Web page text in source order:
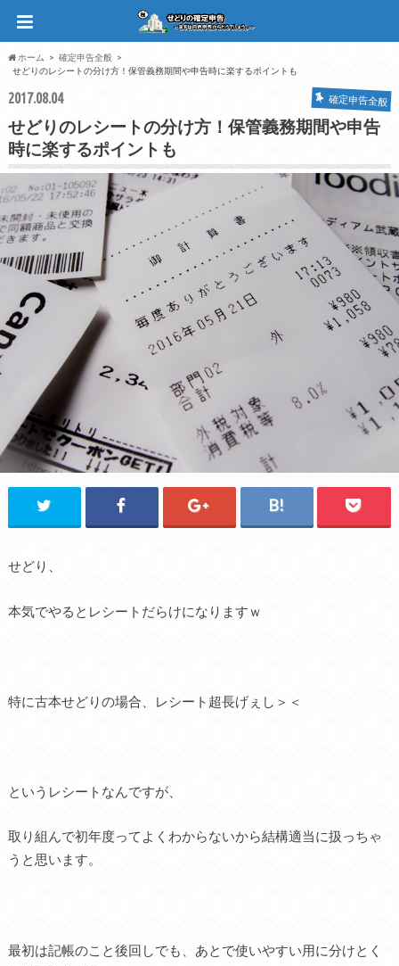
ホーム
確定申告全般
せどりのレシートの分け方！保管義務期間や申告時に楽するポイントも
2017.08.04 確定申告全般
せどりのレシートの分け方！保管義務期間や申告
時に楽するポイントも
せどり、
本気でやるとレシートだらけになりますｗ
特に古本せどりの場合、レシート超長げぇし＞＜
というレシートなんですが、
取り組んで初年度ってよくわからないから結構適当に扱っちゃ
うと思います。
最初は記帳のこと後回しでも、あとで使いやすい用に分けとく